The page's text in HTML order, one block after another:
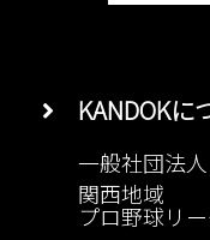
KANDOKに
一般社団法人
関西地域
プロ野球リ